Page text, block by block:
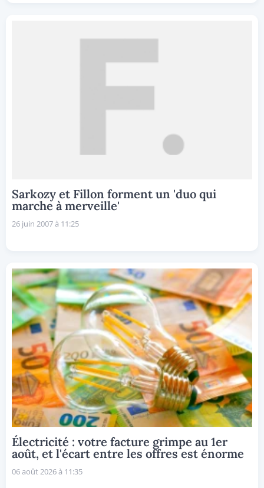
Sarkozy et Fillon forment un 'duo qui
marche à merveille'
26 juin 2007 à 11:25
Électricité : votre facture grimpe au 1er
août, et l'écart entre les offres est énorme
06 août 2026 à 11:35